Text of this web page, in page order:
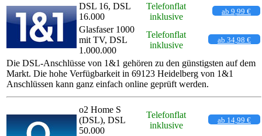
DSL 16, DSL
16.000
Telefonflat
inklusive
ab 9,99 €
Glasfaser 1000
mit TV, DSL
1.000.000
Telefonflat
inklusive
ab 34,98 €
Die DSL-Anschlüsse von 1&1 gehören zu den günstigsten auf dem
Markt. Die hohe Verfügbarkeit in 69123 Heidelberg von 1&1
Anschlüssen kann ganz einfach online geprüft werden.
o2 Home S
(DSL), DSL
50.000
Telefonflat
inklusive
ab 14,99 €